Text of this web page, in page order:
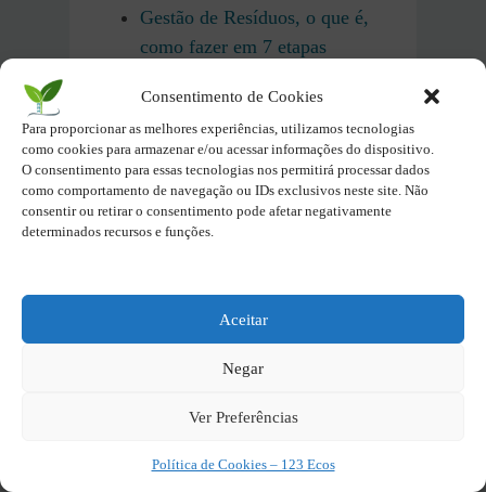
Consentimento de Cookies
Para proporcionar as melhores experiências, utilizamos tecnologias
como cookies para armazenar e/ou acessar informações do dispositivo.
O consentimento para essas tecnologias nos permitirá processar dados
como comportamento de navegação ou IDs exclusivos neste site. Não
consentir ou retirar o consentimento pode afetar negativamente
determinados recursos e funções.
Aceitar
Negar
Ver Preferências
Política de Cookies – 123 Ecos
Gestão de Resíduos, o que é,
como fazer em 7 etapas
Os principais gases do efeito
estufa
Sistemas de reciclagem
Reciclagem Energética – O que
é, etapas, tecnologias e desafios
Dicas de pesquisa